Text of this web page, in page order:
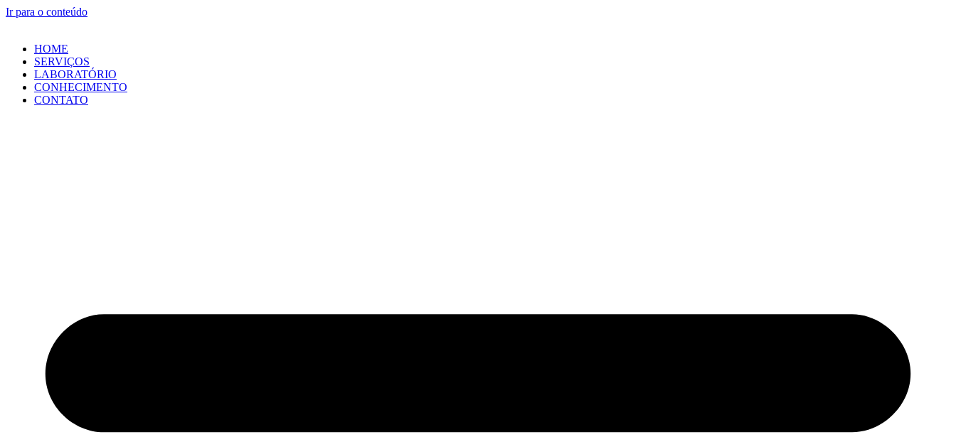
Ir para o conteúdo
HOME
SERVIÇOS
LABORATÓRIO
CONHECIMENTO
CONTATO